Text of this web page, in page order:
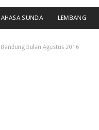
SUNDA LEMBANG
Bandung Bulan Agustus 2016